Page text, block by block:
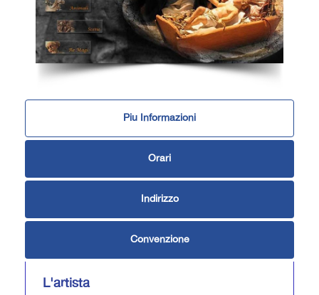
Piu Informazioni
Orari
Indirizzo
Convenzione
L'artista